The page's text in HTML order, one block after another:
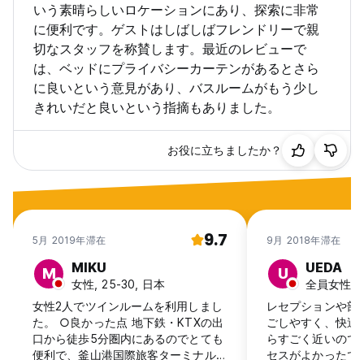
いう素晴らしいロケーションにあり、探索に非常
に便利です。ゲストはしばしばフレンドリーで親
切なスタッフを称賛します。最近のレビューで
は、ベッドにプライバシーカーテンがあるとさら
に良いという意見があり、バスルームがもう少し
きれいだと良いという指摘もありました。
お役に立ちましたか？
5月 2019年滞在 9.7
M MIKU
女性, 25-30, 日本
女性2人でツインルームを利用しまし
た。 ○良かった点 地下鉄・KTXの出
口から徒歩5分圏内にあるのでとても
便利で、釜山港国際旅客ターミナルか
9月 2018年滞在
U UEDA
全員女性
レセプションや部
ごしやすく、快適
らすごく近いので
セスがよかったで